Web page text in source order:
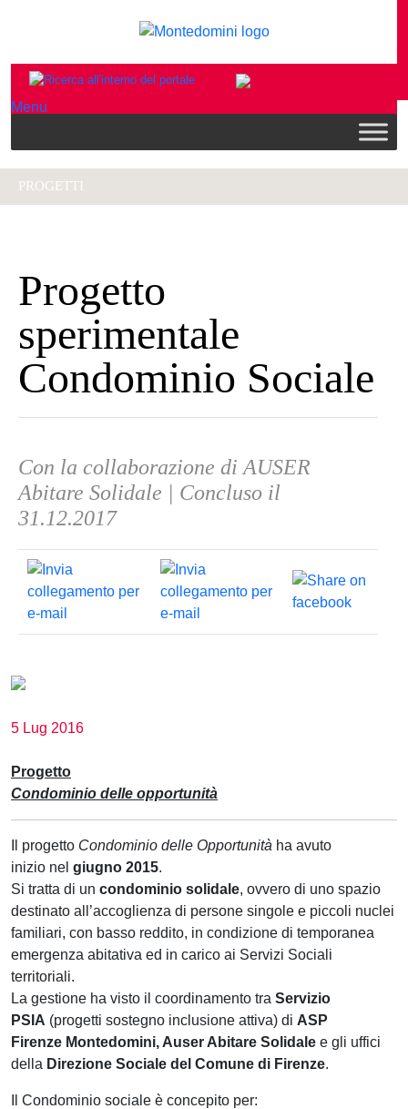
Menu
PROGETTI
Progetto
sperimentale
Condominio Sociale
Con la collaborazione di AUSER
Abitare Solidale | Concluso il
31.12.2017
5 Lug 2016
Progetto
Condominio delle opportunità
Il progetto Condominio delle Opportunità ha avuto
inizio nel giugno 2015.
Si tratta di un condominio solidale, ovvero di uno spazio
destinato all’accoglienza di persone singole e piccoli nuclei
familiari, con basso reddito, in condizione di temporanea
emergenza abitativa ed in carico ai Servizi Sociali
territoriali.
La gestione ha visto il coordinamento tra Servizio
PSIA (progetti sostegno inclusione attiva) di ASP
Firenze Montedomini, Auser Abitare Solidale e gli uffici
della Direzione Sociale del Comune di Firenze.
Il Condominio sociale è concepito per: